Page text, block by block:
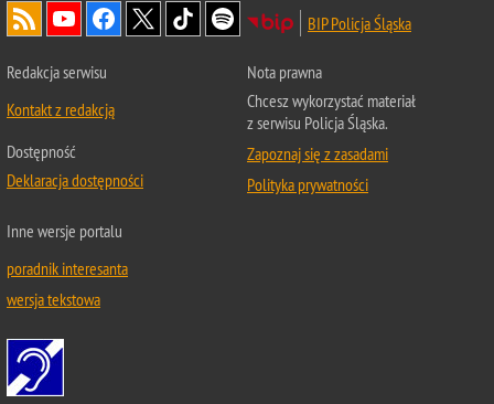
BIP Policja Śląska
Redakcja serwisu
Kontakt z redakcją
Dostępność
Deklaracja dostępności
Nota prawna
Chcesz wykorzystać materiał
z serwisu Policja Śląska.
Zapoznaj się z zasadami
Polityka prywatności
Inne wersje portalu
poradnik interesanta
wersja tekstowa